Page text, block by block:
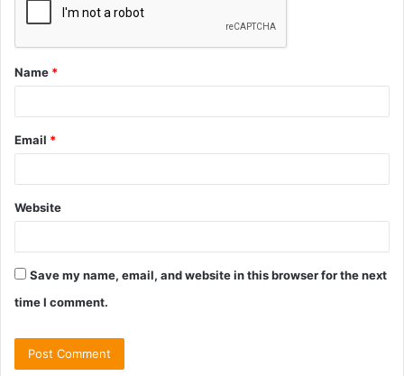
Name *
Email *
Website
Save my name, email, and website in this browser for the next
time I comment.